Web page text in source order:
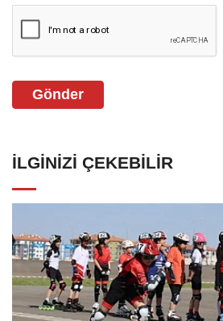
Gönder
İLGINIZI ÇEKEBILIR